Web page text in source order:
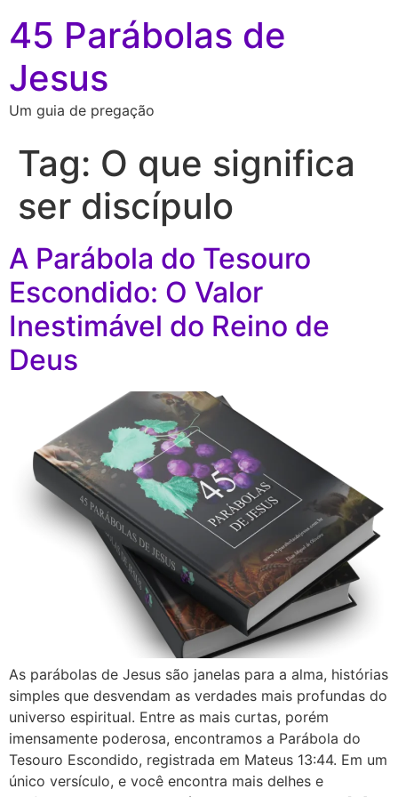
45 Parábolas de
Jesus
Um guia de pregação
Tag: O que significa
ser discípulo
A Parábola do Tesouro
Escondido: O Valor
Inestimável do Reino de
Deus
As parábolas de Jesus são janelas para a alma, histórias
simples que desvendam as verdades mais profundas do
universo espiritual. Entre as mais curtas, porém
imensamente poderosa, encontramos a Parábola do
Tesouro Escondido, registrada em Mateus 13:44. Em um
único versículo, e você encontra mais delhes e